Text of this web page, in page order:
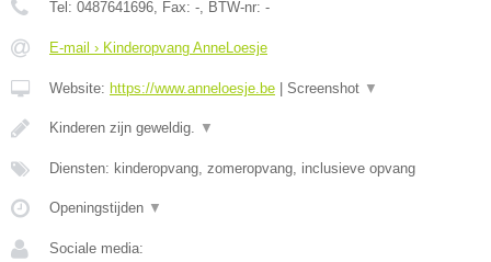
Tel: 0487641696, Fax: -, BTW-nr: -
E-mail › Kinderopvang AnneLoesje
Website: https://www.anneloesje.be Screenshot ▼
Kinderen zijn geweldig. ▼
Diensten: kinderopvang, zomeropvang, inclusieve opvang
Openingstijden ▼
Sociale media: